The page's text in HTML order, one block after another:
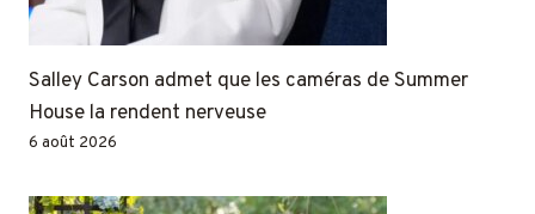
Salley Carson admet que les caméras de Summer
House la rendent nerveuse
6 août 2026